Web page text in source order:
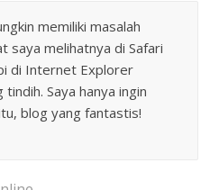
memiliki masalah
saya melihatnya di Safari
di Internet Explorer
Saya hanya ingin
blog yang fantastis!